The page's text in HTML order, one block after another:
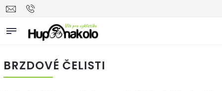
BRZDOVÉ ČELISTI